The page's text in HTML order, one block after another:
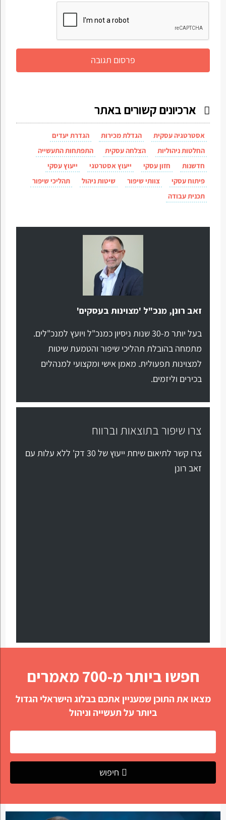
ארכיונים קשורים באתר
אסטרטגיה עסקית הגדלת מכירות
הגדרת יעדים
החלטות ניהוליות
הצלחה עסקית
התפתחות התעשייה
חדשנות
חזון עסקי ייעוץ אסטרטגי
ייעוץ עסקי
פיתוח עסקי
צוותי שיפור שיטות ניהול
תהליכי שיפור
תכנית עבודה
זאב רונן, מנכ"ל 'מצוינות בעסקים'
בעל יותר מ-30 שנות ניסיון כמנכ"ל ויועץ למנכ"לים.
מתמחה בהובלת תהליכי שיפור והטמעת שיטות
למצוינות תפעולית. מאמן אישי ומקצועי למנהלים
בכירים וליזמים.
צרו שיפור בתוצאות וברווח
צרו קשר לתיאום שיחת ייעוץ של 30 דק' ללא עלות עם
זאב רונן
חפשו ביותר מ-700 מאמרים
מצאו את התוכן שמעניין אתכם בבלוג הישראלי הגדול
ביותר על תעשייה וניהול
חיפוש